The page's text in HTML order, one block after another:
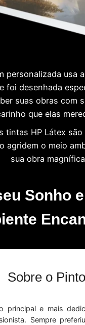
personalizada usa
foi desenhada
suas obras com
que elas
tintas HP Látex
agridem o meio
sua obra
Sonho
Sobre o
principal e mais
Sempre